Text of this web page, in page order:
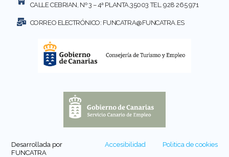
CALLE CEBRIAN, Nº 3 – 4ª PLANTA,35003 TEL. 928 265 971
CORREO ELECTRÓNICO: FUNCATRA@FUNCATRA.ES
Desarrollada por
FUNCATRA
Accesibilidad Politica de cookies